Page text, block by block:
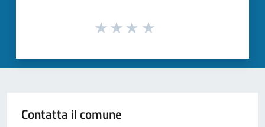
Contatta il comune